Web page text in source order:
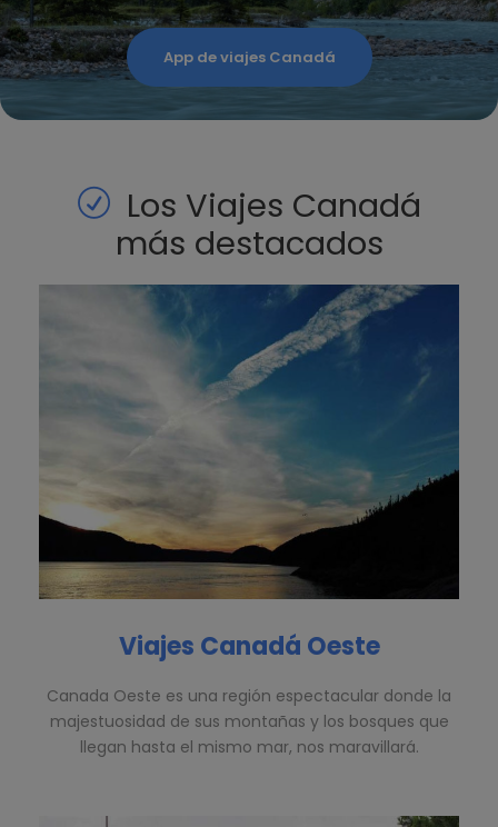
App de viajes Canadá
Los Viajes Canadá
más destacados
Viajes Canadá Oeste
Canada Oeste es una región espectacular donde la
majestuosidad de sus montañas y los bosques que
llegan hasta el mismo mar, nos maravillará.